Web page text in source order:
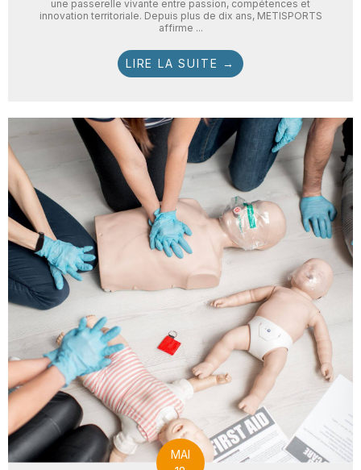
une passerelle vivante entre passion, compétences et
innovation territoriale. Depuis plus de dix ans, METISPORTS
affirme ...
LIRE LA SUITE →
MAI